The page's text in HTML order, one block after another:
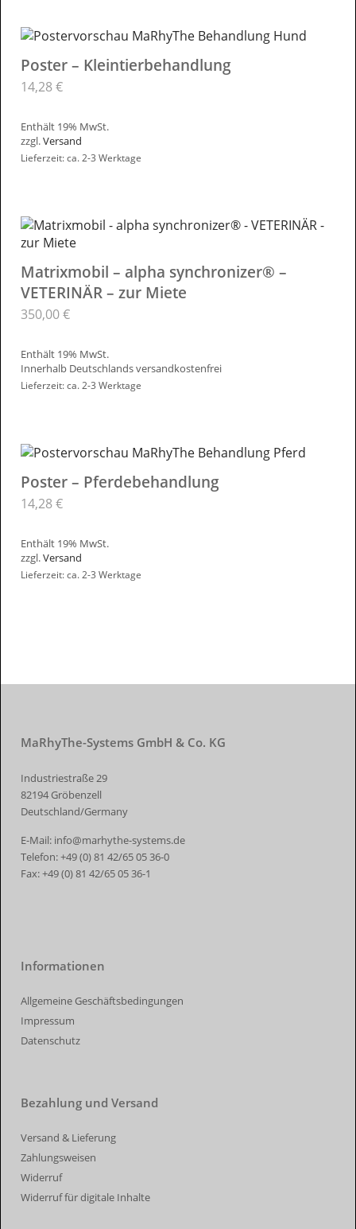
Poster – Kleintierbehandlung
14,28€
Enthält 19% MwSt.
zzgl.Versand
Lieferzeit: ca. 2-3 Werktage
Matrixmobil – alpha synchronizer® –
VETERINÄR – zur Miete
350,00€
Enthält 19% MwSt.
Innerhalb Deutschlands versandkostenfrei
Lieferzeit: ca. 2-3 Werktage
Poster – Pferdebehandlung
14,28€
Enthält 19% MwSt.
zzgl.Versand
Lieferzeit: ca. 2-3 Werktage
MaRhyThe-Systems GmbH & Co. KG
Industriestraße 29
82194 Gröbenzell
Deutschland/Germany
E-Mail: info@marhythe-systems.de
Telefon:+49 (0) 81 42/65 05 36-0
Fax:+49 (0) 81 42/65 05 36-1
Informationen
Allgemeine Geschäftsbedingungen
Impressum
Datenschutz
Bezahlung und Versand
Versand & Lieferung
Zahlungsweisen
Widerruf
Widerruf für digitale Inhalte